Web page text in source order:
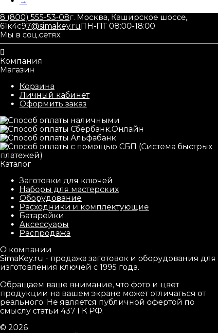
8 (800) 555-53-08г. Москва, Каширское шоссе,
61к4с97@simakey.ruПН-ПТ 08:00-18:00
Мы в соц.сетях
Компания
Магазин
Корзина
Личный кабинет
Оформить заказ
Каталог
Заготовки для ключей
Наборы для мастерских
Оборудование
Расходники и комплектующие
Батарейки
Аксессуары
Распродажа
О компании
SimaKey.ru - продажа заготовок и оборудования для
изготовления ключей с 1995 года.
Обращаем ваше внимание, что фото и цвет
продукции на вашем экране может отличаться от
реального. Не является публичной офертой по
смыслу статьи 437 ГК РФ.
© 2026